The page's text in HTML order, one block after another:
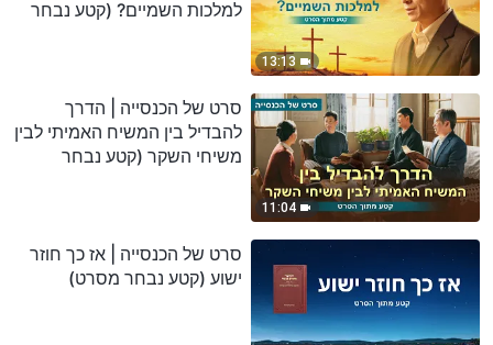
13:13
למלכות השמיים? (קטע נבחר
11:04
סרט של הכנסייה | הדרך
להבדיל בין המשיח האמיתי לבין
משיחי השקר (קטע נבחר
סרט של הכנסייה | אז כך חוזר
ישוע (קטע נבחר מסרט)